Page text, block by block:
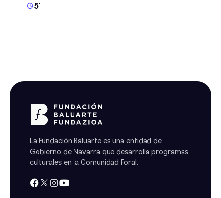
5'
La Fundación Baluarte es una entidad de
Gobierno de Navarra que desarrolla programas
culturales en la Comunidad Foral.